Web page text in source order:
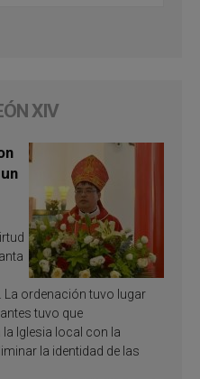
XIV
La ordenación tuvo lugar
tuvo que
Iglesia local con la
la identidad de las